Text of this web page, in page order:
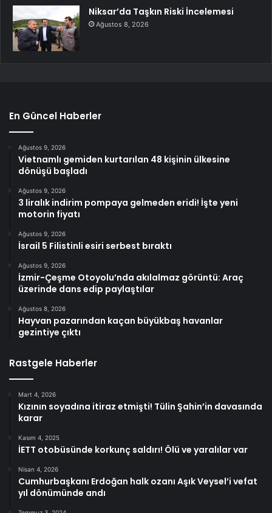
Niksar’da Taşkın Riski İncelemesi
Ağustos 8, 2026
En Güncel Haberler
Ağustos 9, 2026
Vietnamlı gemiden kurtarılan 48 kişinin ülkesine
dönüşü başladı
Ağustos 9, 2026
3 liralık indirim pompaya gelmeden eridi! İşte yeni
motorin fiyatı
Ağustos 9, 2026
İsrail 5 Filistinli esiri serbest bıraktı
Ağustos 9, 2026
İzmir-Çeşme Otoyolu’nda akılalmaz görüntü: Araç
üzerinde dans edip paylaştılar
Ağustos 8, 2026
Hayvan pazarından kaçan büyükbaş havanlar
gezintiye çıktı
Rastgele Haberler
Mart 4, 2026
Kızının soyadına itiraz etmişti! Tülin Şahin’in davasında
karar
Kasım 4, 2025
İETT otobüsünde korkunç saldırı! Ölü ve yaralılar var
Nisan 4, 2026
Cumhurbaşkanı Erdoğan halk ozanı Aşık Veysel’i vefat
yıl dönümünde andı